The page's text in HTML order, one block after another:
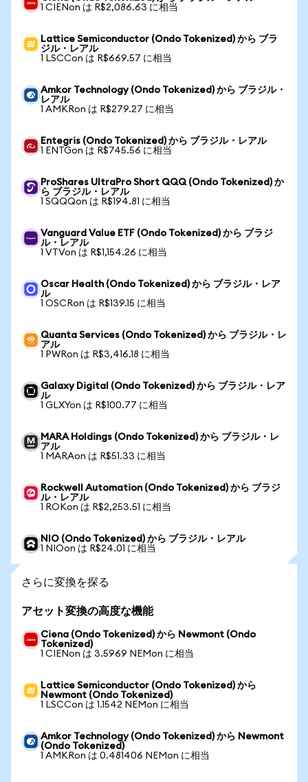
1 CIENon は R$2,086.63 に相当
Lattice Semiconductor (Ondo Tokenized) から ブラ
ジル・レアル
1 LSCCon は R$669.57 に相当
Amkor Technology (Ondo Tokenized) から ブラジル・
レアル
1 AMKRon は R$279.27 に相当
Entegris (Ondo Tokenized) から ブラジル・レアル
1 ENTGon は R$745.56 に相当
ProShares UltraPro Short QQQ (Ondo Tokenized) か
ら ブラジル・レアル
1 SQQQon は R$194.81 に相当
Vanguard Value ETF (Ondo Tokenized) から ブラジ
ル・レアル
1 VTVon は R$1,154.26 に相当
Oscar Health (Ondo Tokenized) から ブラジル・レア
ル
1 OSCRon は R$139.15 に相当
Quanta Services (Ondo Tokenized) から ブラジル・レ
アル
1 PWRon は R$3,416.18 に相当
Galaxy Digital (Ondo Tokenized) から ブラジル・レア
ル
1 GLXYon は R$100.77 に相当
MARA Holdings (Ondo Tokenized) から ブラジル・レ
アル
1 MARAon は R$51.33 に相当
Rockwell Automation (Ondo Tokenized) から ブラジ
ル・レアル
1 ROKon は R$2,253.51 に相当
NIO (Ondo Tokenized) から ブラジル・レアル
1 NIOon は R$24.01 に相当
さらに変換を探る
アセット変換の高度な機能
Ciena (Ondo Tokenized) から Newmont (Ondo
Tokenized)
1 CIENon は 3.5969 NEMon に相当
Lattice Semiconductor (Ondo Tokenized) から
Newmont (Ondo Tokenized)
1 LSCCon は 1.1542 NEMon に相当
Amkor Technology (Ondo Tokenized) から Newmont
(Ondo Tokenized)
1 AMKRon は 0.481406 NEMon に相当